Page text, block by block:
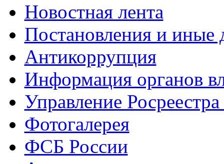
Новостная лента
Постановления и иные
Антикоррупция
Информация органов
Управление
Фотогалерея
ФСБ России